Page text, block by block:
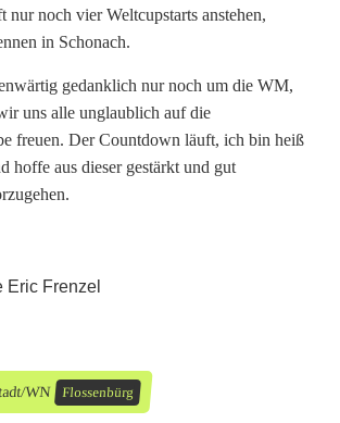
nur noch vier Weltcupstarts anstehen,
in Schonach.
gedanklich nur noch um die WM,
uns alle unglaublich auf die
freuen. Der Countdown läuft, ich bin heiß
hoffe aus dieser gestärkt und gut
WN Flossenbürg